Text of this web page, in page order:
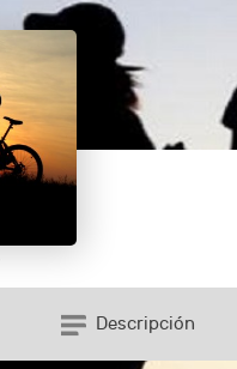
Descripción